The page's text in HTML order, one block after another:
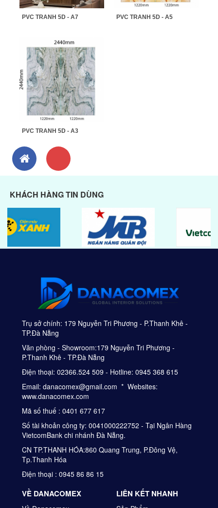
PVC TRANH 5D - A7 PVC TRANH 5D - A5
PVC TRANH 5D - A3
KHÁCH HÀNG TIN DÙNG
Trụ sở chính: 179 Nguyễn Tri Phương - P.Thanh Khê -
TP.Đà Nẵng
Văn phòng - Showroom:179 Nguyễn Tri Phương -
P.Thanh Khê - TP.Đà Nẵng
Điện thoại: 02366.524 509 - Hotline: 0945 368 615
Email: danacomex@gmail.com * Websites:
www.danacomex.com
Mã số thuế : 0401 677 617
Số tài khoản công ty: 0041000222752 - Tại Ngân Hàng
VietcomBank chi nhánh Đà Nẵng.
CN TP.THANH HÓA:860 Quang Trung, P.Đông Vệ,
Tp.Thanh Hóa
Điện thoại : 0945 86 86 15
VỀ DANACOMEX LIÊN KẾT NHANH